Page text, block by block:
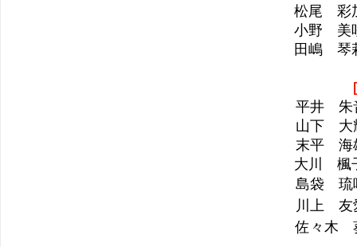
松尾　彩
小野　美
田嶋　琴
平井　
山下　
末平　
大川　楓
島袋　
川上　
佐々木